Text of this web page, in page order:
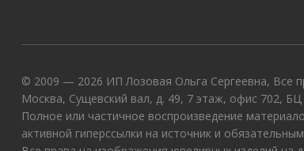
© 2009 — 2026 ИП Лозовая Ольга Сергеевна, Все
Москва, Сущевский вал, д. 49, 7 этаж, офис 702, БЦ
Полное или частичное воспроизведение
активной гиперссылки на источник и